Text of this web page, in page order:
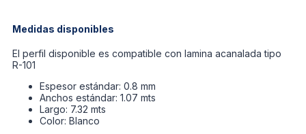
Medidas disponibles
El perfil disponible es compatible con lamina acanalada tipo
R-101
Espesor estándar: 0.8 mm
Anchos estándar: 1.07 mts
Largo: 7.32 mts
Color: Blanco